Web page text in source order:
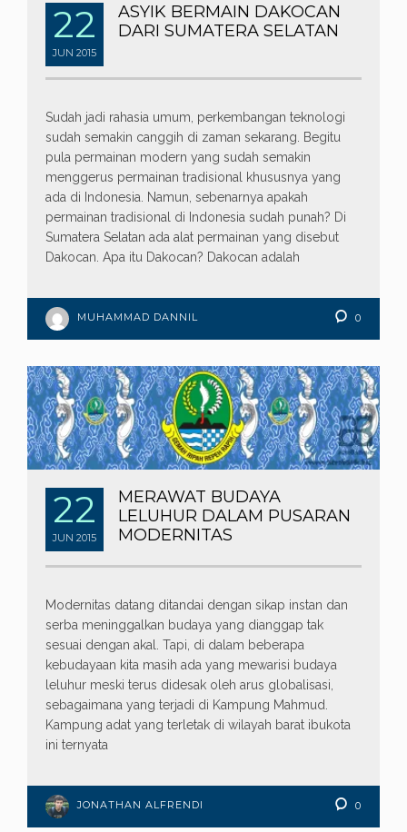
22
JUN 2015
ASYIK BERMAIN DAKOCAN
DARI SUMATERA SELATAN
Sudah jadi rahasia umum, perkembangan teknologi
sudah semakin canggih di zaman sekarang. Begitu
pula permainan modern yang sudah semakin
menggerus permainan tradisional khususnya yang
ada di Indonesia. Namun, sebenarnya apakah
permainan tradisional di Indonesia sudah punah? Di
Sumatera Selatan ada alat permainan yang disebut
Dakocan. Apa itu Dakocan? Dakocan adalah
MUHAMMAD DANNIL 0
22
JUN 2015
MERAWAT BUDAYA
LELUHUR DALAM PUSARAN
MODERNITAS
Modernitas datang ditandai dengan sikap instan dan
serba meninggalkan budaya yang dianggap tak
sesuai dengan akal. Tapi, di dalam beberapa
kebudayaan kita masih ada yang mewarisi budaya
leluhur meski terus didesak oleh arus globalisasi,
sebagaimana yang terjadi di Kampung Mahmud.
Kampung adat yang terletak di wilayah barat ibukota
ini ternyata
JONATHAN ALFRENDI 0